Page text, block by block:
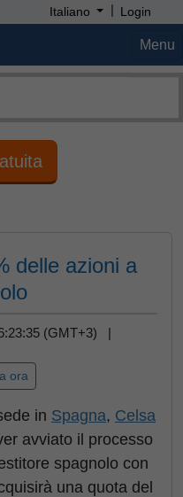
Italiano | Login
Menu
delle azioni a
(GMT+3) |
ora
in Spagna, Celsa
avviato il processo
spagnolo con
una quota del